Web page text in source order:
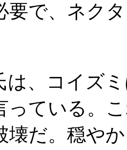
要で、ネク
、コイズミ
っている。
壊だ。穏や